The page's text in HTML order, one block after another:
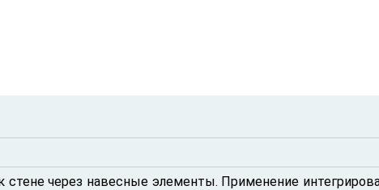
стене через навесные элементы. Применение